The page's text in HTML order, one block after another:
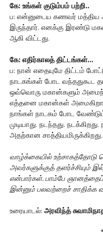
கே: உங்கள் குடும்பம் பற்றி..
ப: என்னுடைய கணவர் மத்திய
இருந்தார். எனக்கு இரண்டு
ஆகி விட்டது.
கே: எதிர்காலத் திட்டங்கள்...
ப: நான் எதையுமே திட்டம்
நாடகங்கள் போட வந்ததுகூட
ஒவ்வொரு மகான்களும்
எத்தனை மகான்கள்
நாங்கள் நாடகம் போட
முடியாது. நடந்தது.
அதற்கான சாத்தியமிருக்கிறது.
வாழ்க்கையில் உற்சாகத்தோடு
அவர்களுக்குத் தளர்ச்சியும்
என்பார்கள். பாம்பே ஞானத்தைப்
இன்னும் பலவற்றைச் சாதிக்க
உரையாடல்: அரவிந்த்